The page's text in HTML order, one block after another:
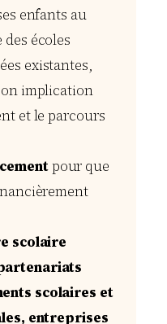
enfants au
des écoles
existantes,
implication
et le parcours
pour que
scolaire
scolaires et
entreprises